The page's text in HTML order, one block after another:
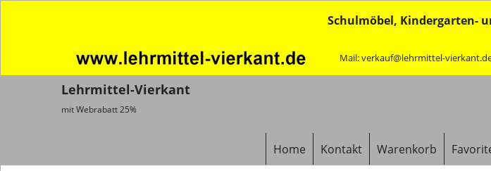
Schulmöbel, Kindergarten-
Mail: verkauf@lehrmittel-
Lehrmittel-Vierkant
mit Webrabatt 25%
Home Kontakt Warenkorb